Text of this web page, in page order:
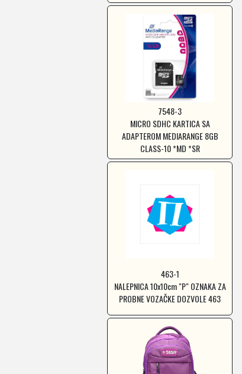
7548-3
MICRO SDHC KARTICA SA
ADAPTEROM MEDIARANGE 8GB
CLASS-10 *MD *SR
463-1
NALEPNICA 10x10cm "P" OZNAKA ZA
PROBNE VOZAČKE DOZVOLE 463